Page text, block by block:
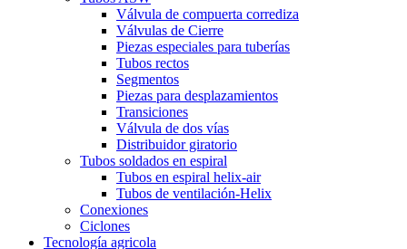
Válvula de compuerta corrediza
Válvulas de Cierre
Piezas especiales para tuberías
Tubos rectos
Segmentos
Piezas para desplazamientos
Transiciones
Válvula de dos vías
Distribuidor giratorio
Tubos soldados en espiral
Tubos en espiral helix-air
Tubos de ventilación-Helix
Conexiones
Ciclones
Tecnología agricola